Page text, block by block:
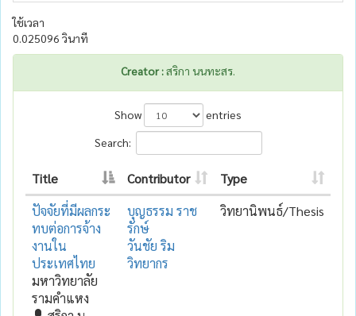
ใช้เวลา
0.025096 วินาที
Creator :สริกา นนทะสร.
Show
entries
Search:
Title Contributor
Type
ปัจจัยที่มีผลกระ
ทบต่อการจ้าง
งานใน
ประเทศไทย
มหาวิทยาลัย
รามคำแหง
บุญธรรม ราช
รักษ์
วันชัย ริม
วิทยากร
วิทยานิพนธ์/Thesis